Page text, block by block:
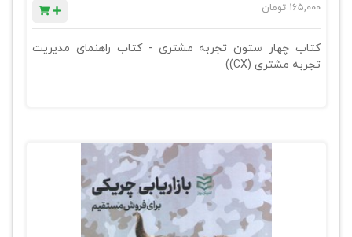
165,000 تومان
کتاب چهار ستون تجربه مشتری - کتاب راهنمای مدیریت
تجربه مشتری (CX))